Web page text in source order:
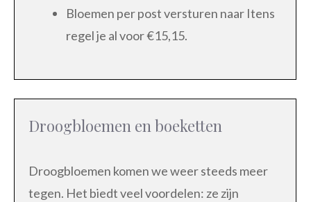
Bloemen per post versturen naar Itens
regel je al voor €15,15.
Droogbloemen en boeketten
Droogbloemen komen we weer steeds meer
tegen. Het biedt veel voordelen: ze zijn